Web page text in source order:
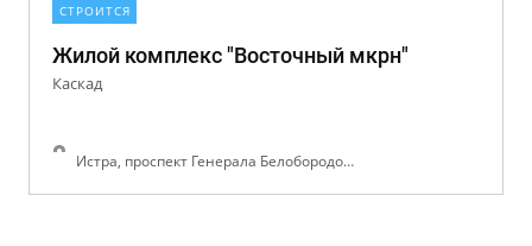
СТРОИТСЯ
Жилой комплекс "Восточный мкрн"
Каскад
Истра, проспект Генерала Белобородова